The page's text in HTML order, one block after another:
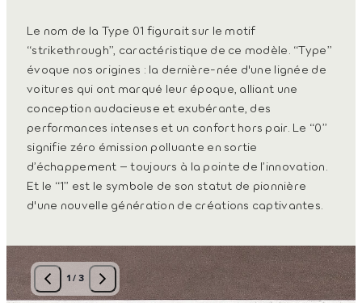
Le nom de la Type 01 figurait sur le motif
“strikethrough”, caractéristique de ce modèle. “Type”
évoque nos origines : la dernière-née d'une lignée de
voitures qui ont marqué leur époque, alliant une
conception audacieuse et exubérante, des
performances intenses et un confort hors pair. Le “0”
signifie zéro émission polluante en sortie
d’échappement – toujours à la pointe de l’innovation.
Et le “1” est le symbole de son statut de pionnière
d'une nouvelle génération de créations captivantes.
1/ 3